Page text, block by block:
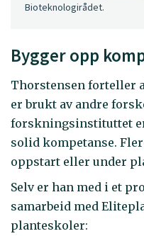
Bioteknologirådet.
Bygger opp
Thorstensen forteller
er brukt av andre
forskningsinstituttet
solid kompetanse.
oppstart eller under
Selv er han med i et
samarbeid med
planteskoler: